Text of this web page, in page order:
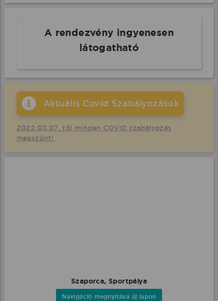
A rendezvény ingyenesen
látogatható
Aktuális Covid Szabályozások
2022.03.07. től minden COVID szabályozás
megszűnt!
Szaporca, Sportpálya
Navigáció megnyitása új lapon